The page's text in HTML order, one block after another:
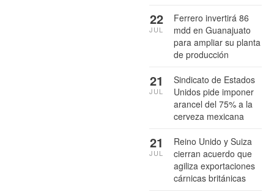
Ferrero invertirá 86
mdd en Guanajuato
para ampliar su planta
de producción
22
JUL
Sindicato de Estados
Unidos pide imponer
arancel del 75% a la
cerveza mexicana
21
JUL
Reino Unido y Suiza
cierran acuerdo que
agiliza exportaciones
cárnicas británicas
21
JUL